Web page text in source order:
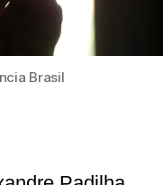
Brasil